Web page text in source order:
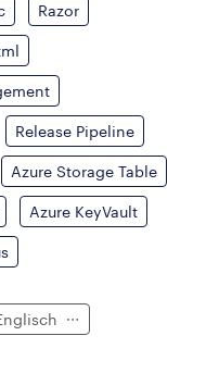
Razor
Release Pipeline
Azure Storage Table
Azure KeyVault